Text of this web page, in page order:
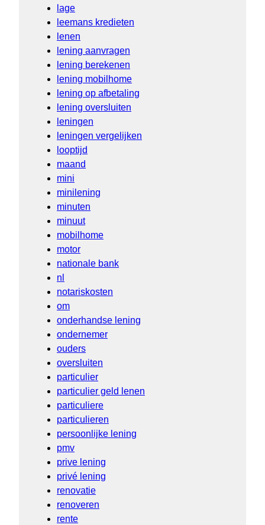
lage
leemans kredieten
lenen
lening aanvragen
lening berekenen
lening mobilhome
lening op afbetaling
lening oversluiten
leningen
leningen vergelijken
looptijd
maand
mini
minilening
minuten
minuut
mobilhome
motor
nationale bank
nl
notariskosten
om
onderhandse lening
ondernemer
ouders
oversluiten
particulier
particulier geld lenen
particuliere
particulieren
persoonlijke lening
pmv
prive lening
privé lening
renovatie
renoveren
rente